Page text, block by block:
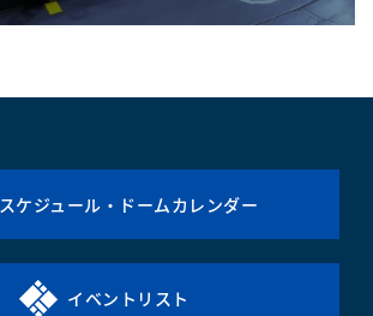
スケジュール・ドームカレンダー
イベントリスト